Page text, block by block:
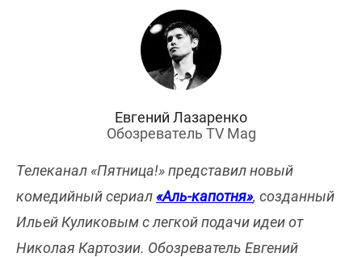
Евгений Лазаренко
Обозреватель TV Mag
Телеканал «Пятница!» представил новый
комедийный сериал«Аль-капотня», созданный
Ильей Куликовым с легкой подачи идеи от
Николая Картозии. Обозреватель Евгений